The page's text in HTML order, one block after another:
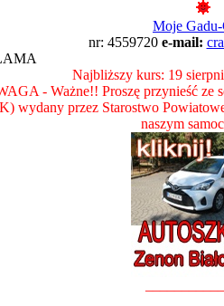
Moje Gadu-
nr: 4559720 e-mail:
Najbliższy kurs: 19
- Ważne!! Proszę przynieść ze
wydany przez Starostwo
naszym